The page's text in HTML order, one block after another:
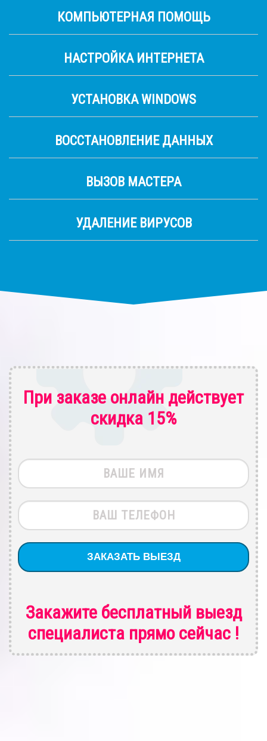
КОМПЬЮТЕРНАЯ ПОМОЩЬ
НАСТРОЙКА ИНТЕРНЕТА
УСТАНОВКА WINDOWS
ВОССТАНОВЛЕНИЕ ДАННЫХ
ВЫЗОВ МАСТЕРА
УДАЛЕНИЕ ВИРУСОВ
При заказе онлайн действует
скидка 15%
Закажите бесплатный выезд
специалиста прямо сейчас !